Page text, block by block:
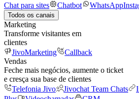
Chat para sites
Chatbot WhatsApp
Todos os canais
Marketing
Transforme visitantes em
clientes
JivoMarketing
Callback
Vendas
Feche mais negócios, aumente o ticket
e cresça sua base de clientes
Telefonia Jivo
Jivochat Team Chats